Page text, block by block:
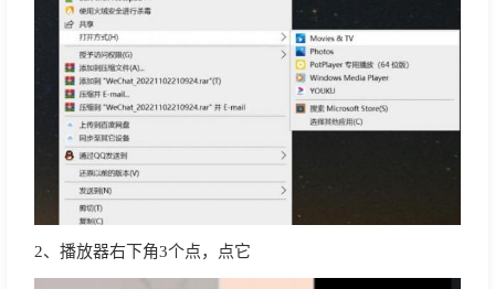
2、播放器右下角3个点，点它